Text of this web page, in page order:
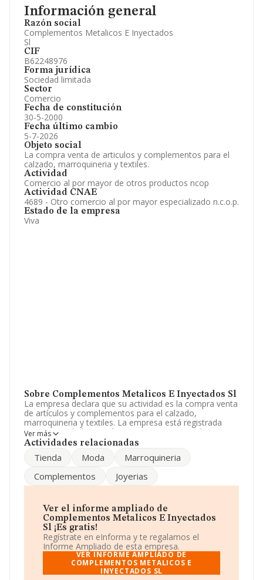
Información general
Razón social
Complementos Metalicos E Inyectados
Sl
CIF
B62248976
Forma jurídica
Sociedad limitada
Sector
Comercio
Fecha de constitución
30-5-2000
Fecha último cambio
5-7-2026
Objeto social
La compra venta de articulos y complementos para el
calzado, marroquineria y textiles.
Actividad
Comercio al por mayor de otros productos ncop
Actividad CNAE
4689 - Otro comercio al por mayor especializado n.c.o.p.
Estado de la empresa
Viva
Sobre Complementos Metalicos E Inyectados Sl
La empresa declara que su actividad es la compra venta
de artículos y complementos para el calzado,
marroquineria y textiles. La empresa está registrada
como Sociedad Limitada. Su CNAE corresponde a 4689
con código '%cnae%'. La sociedad no tiene actividad en
de 6 de mayo de 2003, sobre la definición de
microempresas, pequeñas y medianas empresas, la
Acerca de los empleados, ha contado con una
reducción del 50% y atendiendo a los datos disponibles
en INFORMA, el número de empleados de la compañía
ha estado por debajo de la media de sector.
Dentro del ranking de empresas elaborado por
INFORMA, atendiendo a los niveles de facturación de la
sociedad, se destaca que: la empresa ha retrocedido 63
Ver más
Actividades relacionadas
Tienda Moda
Marroquineria
Complementos
Joyerias
Ver el informe ampliado de
Complementos Metalicos E Inyectados
Sl ¡Es gratis!
Regístrate en eInforma y te regalamos el
Informe Ampliado de esta empresa.
VER INFORME AMPLIADO DE
COMPLEMENTOS METALICOS E
INYECTADOS SL
Información oficial y registral complementaria.